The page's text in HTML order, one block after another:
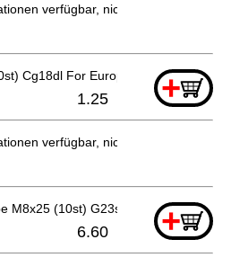
verfügbar, nicht bestellbar
Cg18dl For Europe (sl),usa,can
+
1.25
verfügbar, nicht bestellbar
M8x25 (10st) G23ss +
6.60